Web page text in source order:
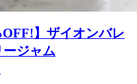
】ザイオンバレ
ジャム